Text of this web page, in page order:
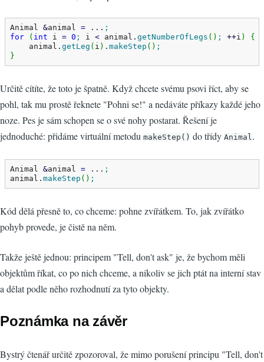
Animal &animal = ... ;
for
( int i = 0 ; i < animal. getNumberOfLegs ( ) ; ++i )
{
    animal.
getLeg ( i ) . makeStep ( ) ;
}
Určitě cítíte, že toto je špatně. Když chcete svému psovi říct, aby se
pohl, tak mu prostě řeknete "Pohni se!" a nedáváte příkazy každé jeho
noze. Pes je sám schopen se o své nohy postarat. Řešení je
jednoduché: přidáme virtuální metodu makeStep() do třídy Animal.
Animal &animal = ... ;
animal. makeStep ( ) ;
Kód dělá přesně to, co chceme: pohne zvířátkem. To, jak zvířátko
pohyb provede, je čistě na něm.
Takže ještě jednou: principem "Tell, don't ask" je, že bychom měli
objektům říkat, co po nich chceme, a nikoliv se jich ptát na interní stav
a dělat podle něho rozhodnutí za tyto objekty.
Poznámka na závěr
Bystrý čtenář určitě zpozoroval, že mimo porušení principu "Tell, don't